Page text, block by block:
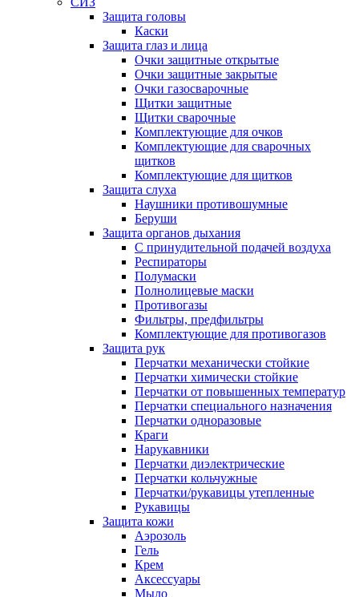
Защита головы
Каски
Защита глаз и лица
Очки защитные открытые
Очки защитные закрытые
Очки газосварочные
Щитки защитные
Щитки сварочные
Комплектующие для очков
Комплектующие для сварочных
щитков
Комплектующие для щитков
Защита слуха
Наушники противошумные
Беруши
Защита органов дыхания
С принудительной подачей воздуха
Респираторы
Полумаски
Полнолицевые маски
Противогазы
Фильтры, предфильтры
Комплектующие для противогазов
Защита рук
Перчатки механически стойкие
Перчатки химически стойкие
Перчатки от повышенных температур
Перчатки специального назначения
Перчатки одноразовые
Краги
Нарукавники
Перчатки диэлектрические
Перчатки кольчужные
Перчатки/рукавицы утепленные
Рукавицы
Защита кожи
Аэрозоль
Гель
Крем
Аксессуары
Мыло